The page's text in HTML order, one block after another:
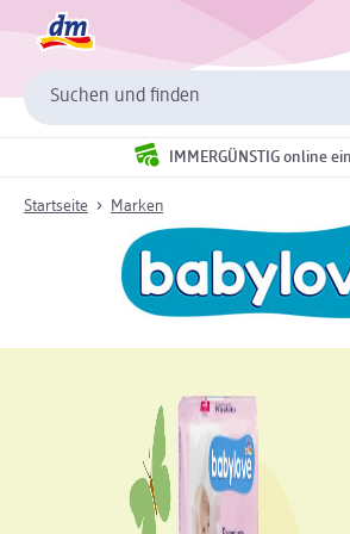
Suchen und finden
IMMERGÜNSTIG online
Startseite Marken